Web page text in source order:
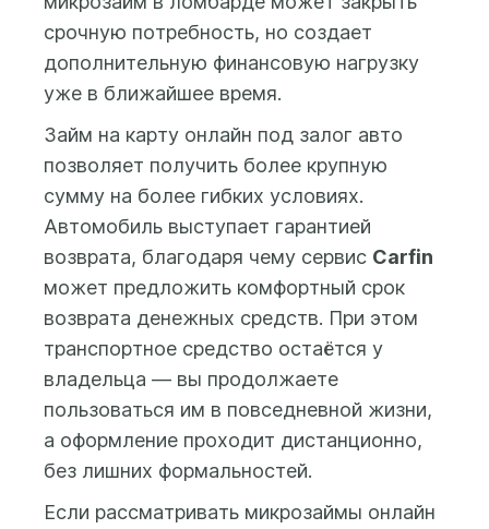
телефону. В любом
случае Вы
заплатите только
за дни
фактического
использования
средств.
предоставление
кредитного отчета.
После этого Вам будет
доступна форма
получение займа, где вы
сможете указать
желаемую сумму займа
(от 500 до 100 000 бел.
рублей) и срок займа (до
25 месяцев), а также
предоставить данные и
фото автомобиля и
свидетельства о
регистрации
(техпаспорта) на
Заем выдается на
банковскую карту,
срочную потребность, но создает
дополнительную финансовую нагрузку
уже в ближайшее время.
Займ на карту онлайн под залог авто
позволяет получить более крупную
сумму на более гибких условиях.
Автомобиль выступает гарантией
возврата, благодаря чему сервис Carfin
может предложить комфортный срок
возврата денежных средств. При этом
транспортное средство остаётся у
владельца — вы продолжаете
пользоваться им в повседневной жизни,
а оформление проходит дистанционно,
без лишних формальностей.
Если рассматривать микрозаймы онлайн